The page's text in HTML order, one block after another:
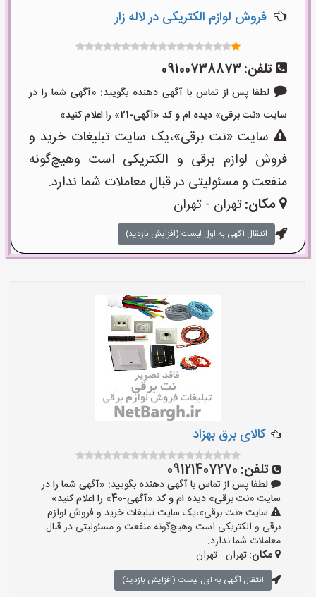
فروش لوازم الکتریکی در لاله زار
تلفن:09100738873
لطفا پس از تماس با آگهی دهنده بگویید: «آگهی شما را در
سایت «نت برقی» دیده ام و کد «آگهی-21» را اعلام کنید»
سایت «نت برقی»،یک سایت تبلیغات خرید و
فروش لوازم برقی و الکتریکی است وهیچ‌گونه
منفعت و مسئولیتی در قبال معاملات شما ندارد.
مکان:تهران - تهران
انتقال آگهی به اول لیست (افزایش بازدید)
کالای برق بهزاد
تلفن: 09121407270
لطفا پس از تماس با آگهی دهنده بگویید: «آگهی شما را در
سایت «نت برقی» دیده ام و کد «آگهی-40» را اعلام کنید»
سایت «نت برقی»،یک سایت تبلیغات خرید و فروش لوازم
برقی و الکتریکی است وهیچ‌گونه منفعت و مسئولیتی در قبال
معاملات شما ندارد.
مکان:تهران - تهران
انتقال آگهی به اول لیست (افزایش بازدید)